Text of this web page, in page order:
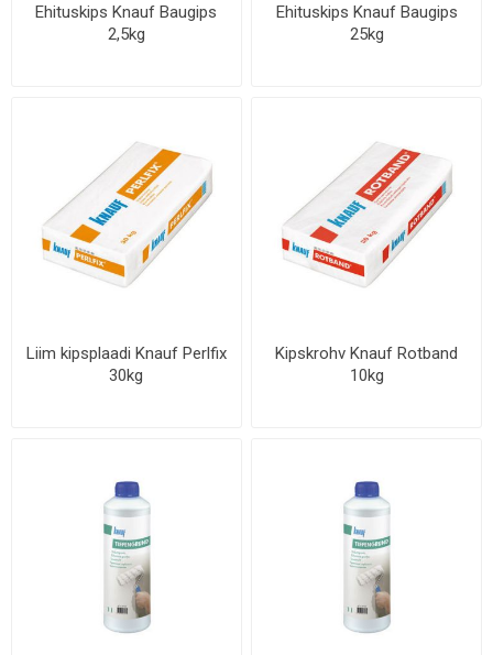
Ehituskips Knauf Baugips
2,5kg
Ehituskips Knauf Baugips
25kg
Liim kipsplaadi Knauf Perlfix
30kg
Kipskrohv Knauf Rotband
10kg